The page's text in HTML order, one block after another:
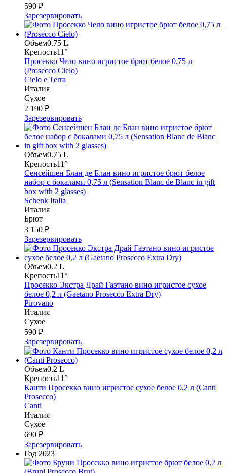
590 ₽
Зарезервировать
Объем0.75 L
Крепость11°
Просекко Чело вино игристое брют белое 0,75 л
(Prosecco Cielo)
Cielo e Terra
Италия
Сухое
2 190 ₽
Зарезервировать
Объем0.75 L
Крепость11°
Сенсейшен Блан де Блан вино игристое брют белое
набор с бокалами 0,75 л (Sensation Blanc de Blanc in gift
box with 2 glasses)
Schenk Italia
Италия
Брют
3 150 ₽
Зарезервировать
Объем0.2 L
Крепость11°
Просекко Экстра Драй Гаэтано вино игристое сухое
белое 0,2 л (Gaetano Prosecco Extra Dry)
Pirovano
Италия
Сухое
590 ₽
Зарезервировать
Объем0.2 L
Крепость11°
Канти Просекко вино игристое сухое белое 0,2 л (Canti
Prosecco)
Canti
Италия
Сухое
690 ₽
Зарезервировать
Год 2023